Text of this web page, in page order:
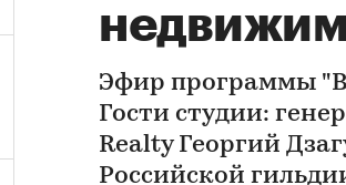
Эфир программы "В
Гости студии:
Realty Георгий
Российской